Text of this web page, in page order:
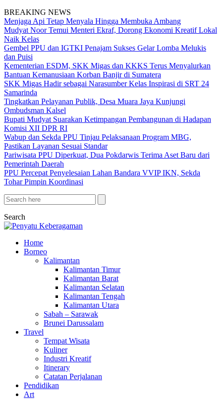
BREAKING NEWS
Menjaga Api Tetap Menyala Hingga Membuka Ambang
Mudyat Noor Temui Menteri Ekraf, Dorong Ekonomi Kreatif Lokal
Naik Kelas
Gembel PPU dan IGTKI Penajam Sukses Gelar Lomba Melukis
dan Puisi
Kementerian ESDM, SKK Migas dan KKKS Terus Menyalurkan
Bantuan Kemanusiaan Korban Banjir di Sumatera
SKK Migas Hadir sebagai Narasumber Kelas Inspirasi di SRT 24
Samarinda
Tingkatkan Pelayanan Publik, Desa Muara Jaya Kunjungi
Ombudsman Kalsel
Bupati Mudyat Suarakan Ketimpangan Pembangunan di Hadapan
Komisi XII DPR RI
Wabup dan Sekda PPU Tinjau Pelaksanaan Program MBG,
Pastikan Layanan Sesuai Standar
Pariwisata PPU Diperkuat, Dua Pokdarwis Terima Aset Baru dari
Pemerintah Daerah
PPU Percepat Penyelesaian Lahan Bandara VVIP IKN, Sekda
Tohar Pimpin Koordinasi
Search
Home
Borneo
Kalimantan
Kalimantan Timur
Kalimantan Barat
Kalimantan Selatan
Kalimantan Tengah
Kalimantan Utara
Sabah – Sarawak
Brunei Darussalam
Travel
Tempat Wisata
Kuliner
Industri Kreatif
Itinerary
Catatan Perjalanan
Pendidikan
Art